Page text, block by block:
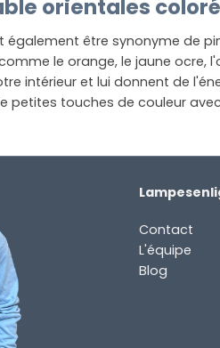
orientales
également être synonyme de
le orange, le jaune ocre,
intérieur et lui donnent de
petites touches de couleur
Contact
L'équipe
Blog